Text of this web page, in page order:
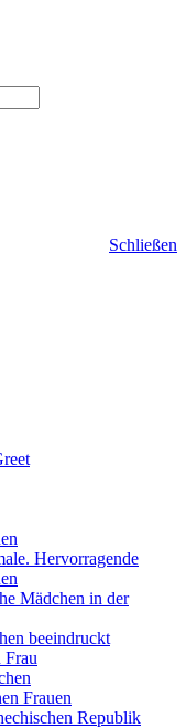
Schließen
Hervorragende
Mädchen in der
beeindruckt
Frau
Frauen
Republik